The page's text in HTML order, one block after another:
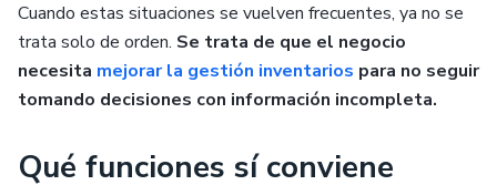
Cuando estas situaciones se vuelven frecuentes, ya no se
trata solo de orden. Se trata de que el negocio
necesita mejorar la gestión inventarios para no seguir
tomando decisiones con información incompleta.
Qué funciones sí conviene